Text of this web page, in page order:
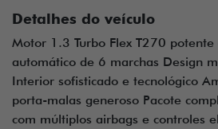
Detalhes do veículo
Motor 1.3 Turbo Flex T270
automático de 6 marchas Design
Interior sofisticado e tecnológico
porta-malas generoso Pacote
com múltiplos airbags e controles